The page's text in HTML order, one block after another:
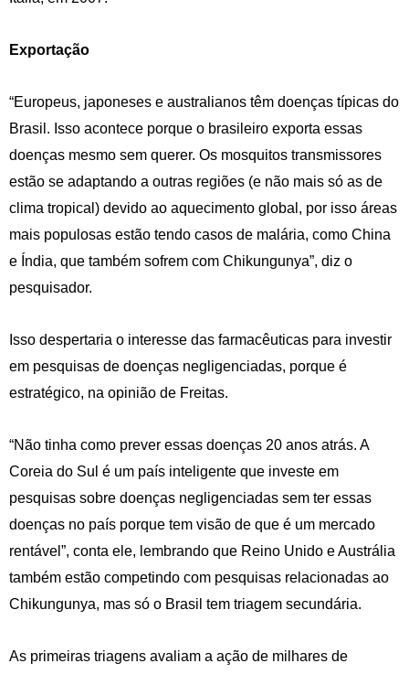
Exportação
“Europeus, japoneses e australianos têm doenças típicas do
Brasil. Isso acontece porque o brasileiro exporta essas
doenças mesmo sem querer. Os mosquitos transmissores
estão se adaptando a outras regiões (e não mais só as de
clima tropical) devido ao aquecimento global, por isso áreas
mais populosas estão tendo casos de malária, como China
e Índia, que também sofrem com Chikungunya”, diz o
pesquisador.
Isso despertaria o interesse das farmacêuticas para investir
em pesquisas de doenças negligenciadas, porque é
estratégico, na opinião de Freitas.
“Não tinha como prever essas doenças 20 anos atrás. A
Coreia do Sul é um país inteligente que investe em
pesquisas sobre doenças negligenciadas sem ter essas
doenças no país porque tem visão de que é um mercado
rentável”, conta ele, lembrando que Reino Unido e Austrália
também estão competindo com pesquisas relacionadas ao
Chikungunya, mas só o Brasil tem triagem secundária.
As primeiras triagens avaliam a ação de milhares de